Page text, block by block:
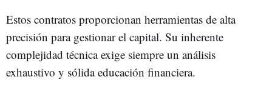
Estos contratos proporcionan herramientas de alta
precisión para gestionar el capital. Su inherente
complejidad técnica exige siempre un análisis
exhaustivo y sólida educación financiera.